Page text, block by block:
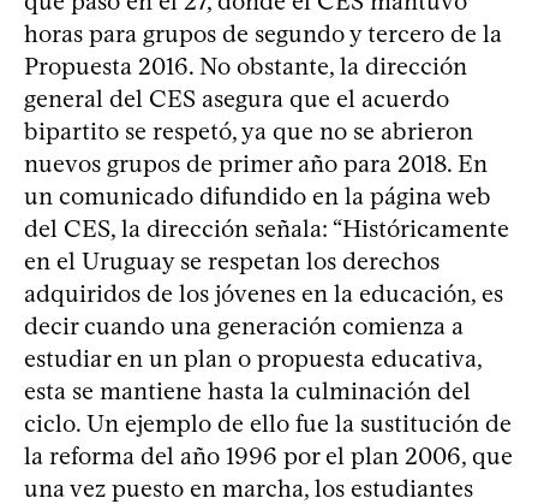
horas para grupos de segundo y tercero de la
Propuesta 2016. No obstante, la dirección
general del CES asegura que el acuerdo
bipartito se respetó, ya que no se abrieron
nuevos grupos de primer año para 2018. En
un comunicado difundido en la página web
del CES, la dirección señala: “Históricamente
en el Uruguay se respetan los derechos
adquiridos de los jóvenes en la educación, es
decir cuando una generación comienza a
estudiar en un plan o propuesta educativa,
esta se mantiene hasta la culminación del
ciclo. Un ejemplo de ello fue la sustitución de
la reforma del año 1996 por el plan 2006, que
una vez puesto en marcha, los estudiantes